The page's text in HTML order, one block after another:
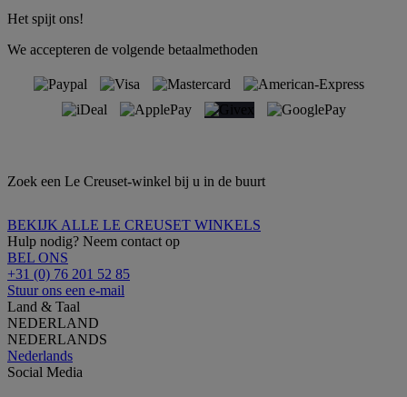
Het spijt ons!
We accepteren de volgende betaalmethoden
Zoek een Le Creuset-winkel bij u in de buurt
BEKIJK ALLE LE CREUSET WINKELS
Hulp nodig? Neem contact op
BEL ONS
+31 (0) 76 201 52 85
Stuur ons een e-mail
Land & Taal
NEDERLAND
NEDERLANDS
Nederlands
Social Media